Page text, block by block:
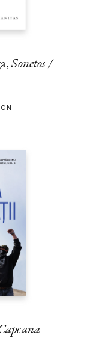
Sonetos /